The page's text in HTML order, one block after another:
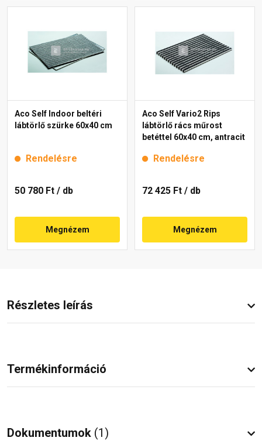
Aco Self Indoor beltéri
lábtörlő szürke 60x40 cm
Rendelésre
50 780 Ft / db
Megnézem
Aco Self Vario2 Rips
lábtörlő rács műrost
betéttel 60x40 cm, antracit
Rendelésre
72 425 Ft / db
Megnézem
Részletes leírás
Termékinformáció
Dokumentumok (1)